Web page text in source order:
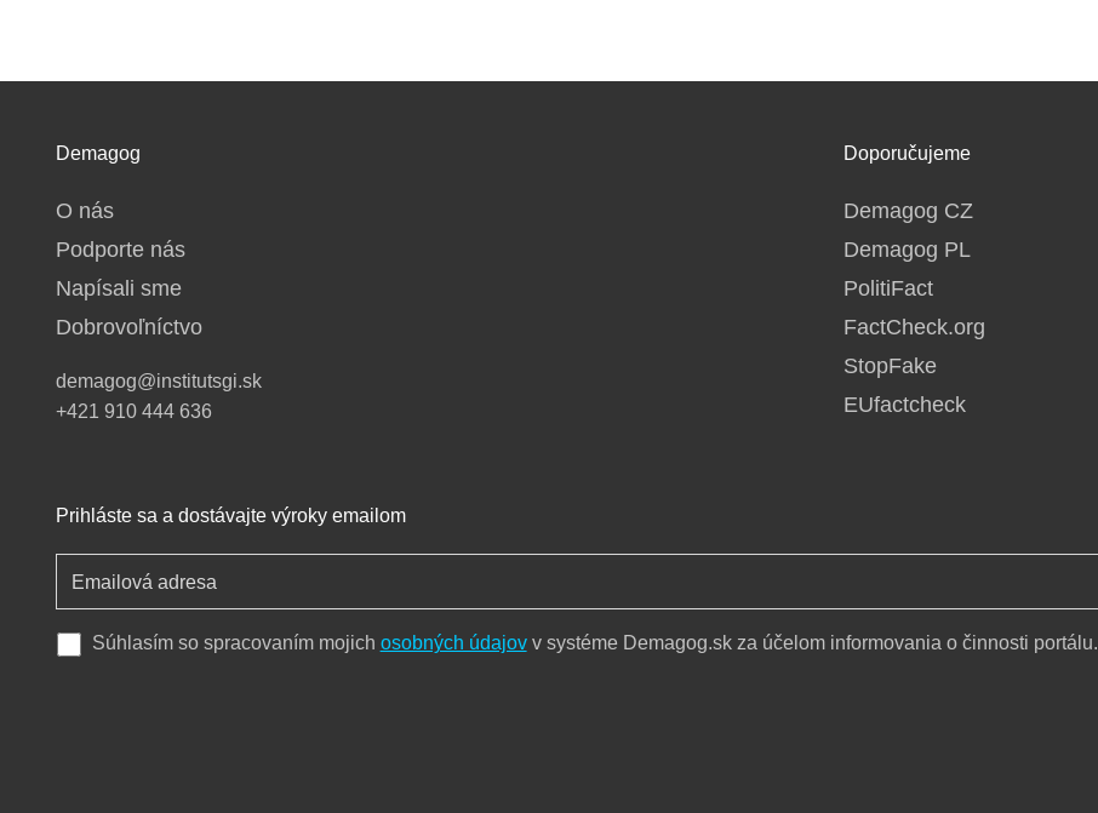
Demagog
O nás
Podporte nás
Napísali sme
Dobrovoľníctvo
demagog@institutsgi.sk
+421 910 444 636
Doporučujeme
Demagog CZ
Demagog PL
PolitiFact
FactCheck.org
StopFake
EUfactcheck
Prihláste sa a dostávajte výroky emailom
Súhlasím so spracovaním mojich osobných údajovv systéme Demagog.sk za účelom informovania o činnosti portálu.